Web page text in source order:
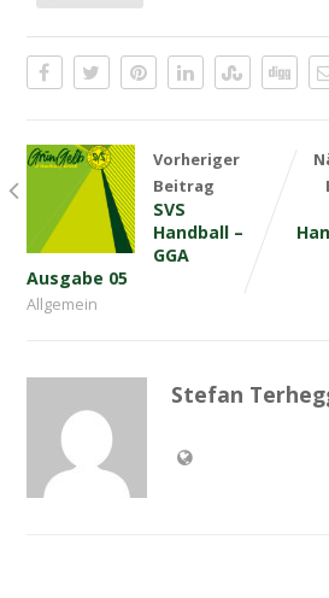
Vorheriger
Beitrag
SVS
Handball –
GGA
Ausgabe 05
Allgemein
Stefan